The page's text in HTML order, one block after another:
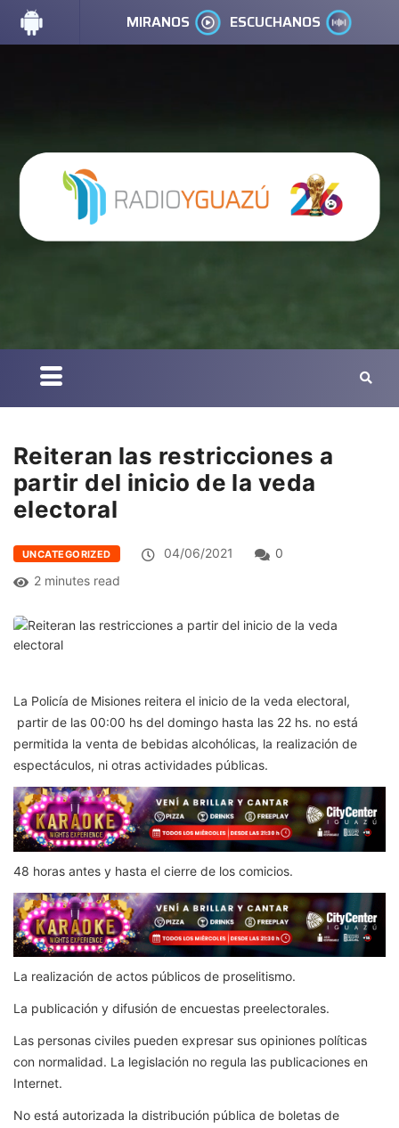
MIRANOS ESCUCHANOS
Reiteran las restricciones a
partir del inicio de la veda
electoral
UNCATEGORIZED 04/06/2021
0
2 minutes read
La Policía de Misiones reitera el inicio de la veda electoral,
partir de las 00:00 hs del domingo hasta las 22 hs. no está
permitida la venta de bebidas alcohólicas, la realización de
espectáculos, ni otras actividades públicas.
48 horas antes y hasta el cierre de los comicios.
La realización de actos públicos de proselitismo.
La publicación y difusión de encuestas preelectorales.
Las personas civiles pueden expresar sus opiniones políticas
con normalidad. La legislación no regula las publicaciones en
Internet.
No está autorizada la distribución pública de boletas de